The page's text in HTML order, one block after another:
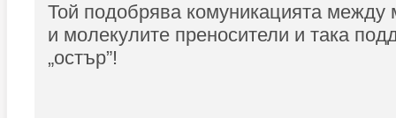
Той подобрява комуникацията между
и молекулите преносители и така
„остър”!